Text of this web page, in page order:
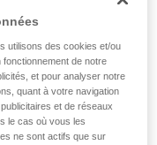
vers le
d’autres techniques
au sol
utilisons des cookies et/ou
de notre
et pour analyser notre
quant à votre navigation
et de réseaux
le cas où vous les
ne sont actifs que sur